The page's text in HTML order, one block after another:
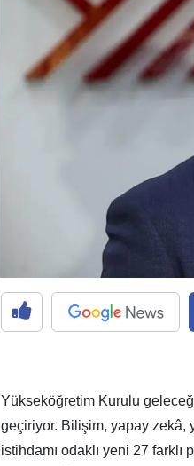
Yükseköğretim Kurulu
geçiriyor. Bilişim, yapay zekâ,
istihdamı odaklı yeni 27